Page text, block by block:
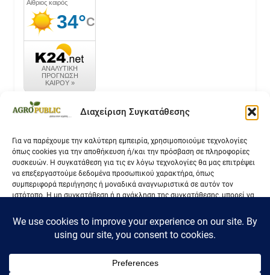
Διαχείριση Συγκατάθεσης
Για να παρέχουμε την καλύτερη εμπειρία, χρησιμοποιούμε τεχνολογίες
όπως cookies για την αποθήκευση ή/και την πρόσβαση σε πληροφορίες
συσκευών. Η συγκατάθεση για τις εν λόγω τεχνολογίες θα μας επιτρέψει
να επεξεργαστούμε δεδομένα προσωπικού χαρακτήρα, όπως
συμπεριφορά περιήγησης ή μοναδικά αναγνωριστικά σε αυτόν τον
ιστότοπο. Η μη συγκατάθεση ή η ανάκληση της συγκατάθεσης, μπορεί να
Αποδοχή
Δεν αποδέχομαι
καιρός k24.net
Επικοινωνία
Όροι Χρήσης